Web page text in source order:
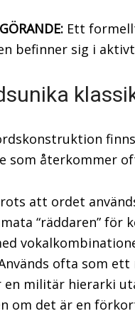
Ett
befinner sig i
som återkommer
att ordet
“räddaren” för
ofta som
en militär hierarki
om det är en